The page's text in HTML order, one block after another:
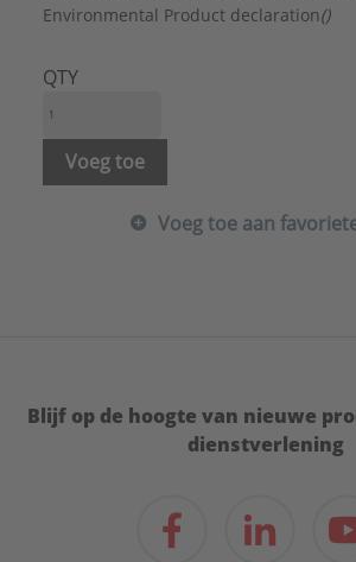
Environmental Product declaration()
QTY
Voeg toe
Voeg toe aan
Blijf op de hoogte van nieuwe
dienstverlening